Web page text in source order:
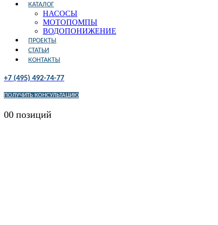
КАТАЛОГ
НАСОСЫ
МОТОПОМПЫ
ВОДОПОНИЖЕНИЕ
ПРОЕКТЫ
СТАТЬИ
КОНТАКТЫ
+7 (495) 492-74-77
ПОЛУЧИТЬ КОНСУЛЬТАЦИЮ
00 позиций